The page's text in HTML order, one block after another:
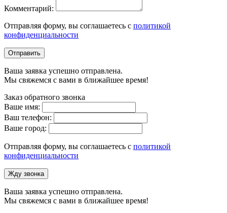
Комментарий:
Отправляя форму, вы соглашаетесь с политикой
конфиденциальности
Отправить
Ваша заявка успешно отправлена.
Мы свяжемся с вами в ближайшее время!
Заказ обратного звонка
Ваше имя:
Ваш телефон:
Ваше город:
Отправляя форму, вы соглашаетесь с политикой
конфиденциальности
Жду звонка
Ваша заявка успешно отправлена.
Мы свяжемся с вами в ближайшее время!